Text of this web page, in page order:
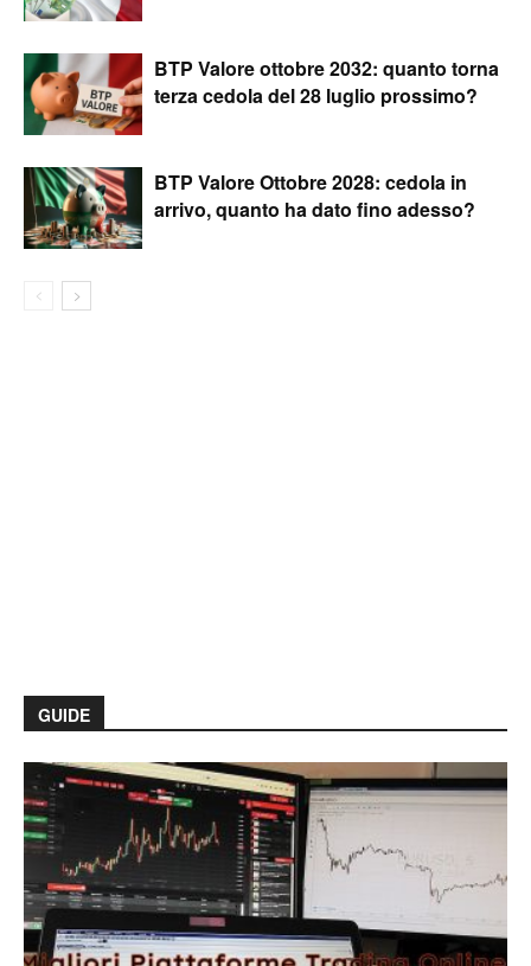
BTP Valore ottobre 2032: quanto torna
terza cedola del 28 luglio prossimo?
BTP Valore Ottobre 2028: cedola in
arrivo, quanto ha dato fino adesso?
GUIDE